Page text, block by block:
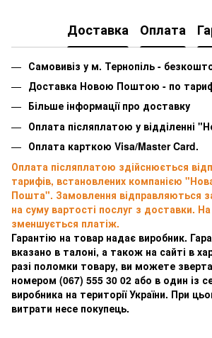
Доставка Оплата
Самовивіз у м. Тернопіль -
Доставка Новою Поштою - по
Більше інформації про доставку
Оплата післяплатою у відділенні
Оплата карткою Visa/Master Card.
Оплата післяплатою здійснюється
тарифів, встановлених компанією
Пошта". Замовлення відправляються
на суму вартості послуг з доставки.
зменшується платіж.
Гарантію на товар надає виробник.
вказано в талоні, а також на сайті в
разі поломки товару, ви можете
номером (067) 555 30 02 або в один із
виробника на території України. При
витрати несе покупець.